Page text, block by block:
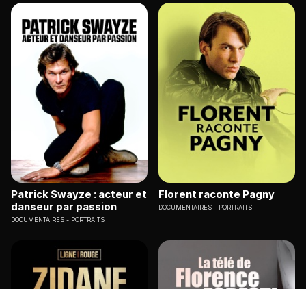
Patrick Swayze : acteur et
danseur par passion
DOCUMENTAIRES PORTRAITS
Florent raconte Pagny
DOCUMENTAIRES PORTRAITS